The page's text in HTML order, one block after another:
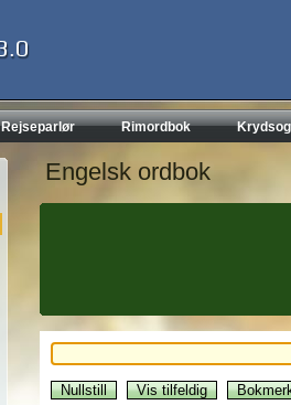
Rejseparlør Rimordbok
Engelsk ordbok